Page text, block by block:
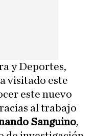
y Deportes,
visitado este
este nuevo
al trabajo
Sanguino,